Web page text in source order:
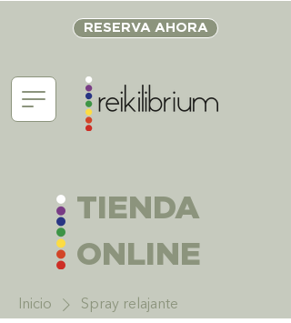
RESERVA AHORA
TIENDA
ONLINE
Inicio Spray relajante